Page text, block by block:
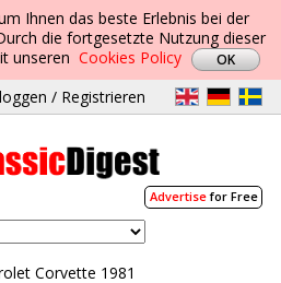
Ihnen das beste Erlebnis bei der
die fortgesetzte Nutzung dieser
unseren Cookies Policy
/ Registrieren
Advertisefor Free